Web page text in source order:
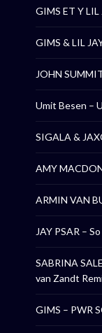
GIMS ET Y LIL
GIMS & LIL
JOHN
Umit Besen –
SIGALA &
AMY
ARMIN VAN
JAY PSAR –
SABRINA
van Zandt
GIMS – PWR